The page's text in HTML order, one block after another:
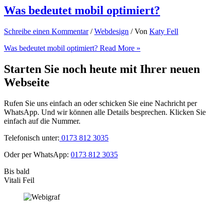
Was bedeutet mobil optimiert?
Schreibe einen Kommentar /Webdesign / Von Katy Fell
Was bedeutet mobil optimiert? Read More »
Starten Sie noch heute mit Ihrer neuen
Webseite
Rufen Sie uns einfach an oder schicken Sie eine Nachricht per
WhatsApp. Und wir können alle Details besprechen. Klicken Sie
einfach auf die Nummer.
Telefonisch unter: 0173 812 3035
Oder per WhatsApp: 0173 812 3035
Bis bald
Vitali Feil